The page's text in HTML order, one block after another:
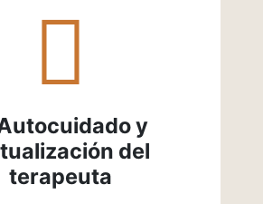
y
del
terapeuta